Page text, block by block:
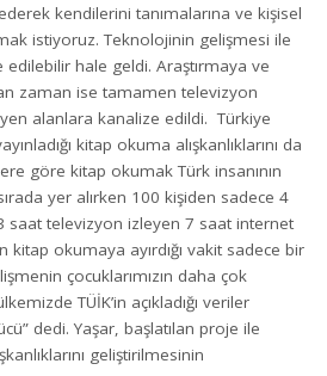
kendilerini tanımalarına ve kişisel
istiyoruz. Teknolojinin gelişmesi ile
hale geldi. Araştırmaya ve
zaman ise tamamen televizyon
alanlara kanalize edildi. Türkiye
kitap okuma alışkanlıklarını da
göre kitap okumak Türk insanının
yer alırken 100 kişiden sadece 4
saat televizyon izleyen 7 saat internet
kitap okumaya ayırdığı vakit sadece bir
çocuklarımızın daha çok
TÜİK’in açıkladığı veriler
dedi. Yaşar, başlatılan proje ile
geliştirilmesinin